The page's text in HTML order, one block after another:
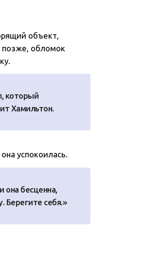
объект,
позже, обломок
который
Хамильтон.
успокоилась.
она бесценна,
Берегите себя.»